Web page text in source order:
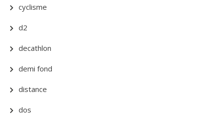
cyclisme
d2
decathlon
demi fond
distance
dos